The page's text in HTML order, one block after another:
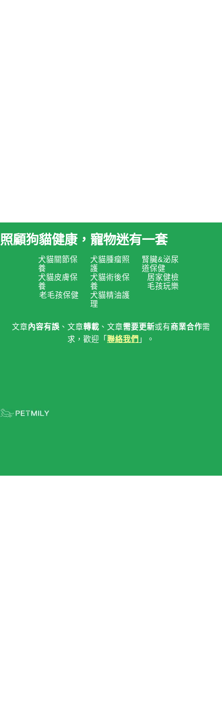
照顧狗貓健康，寵物迷有一套
犬貓關節保
養
犬貓皮膚保
養
老毛孩保健
犬貓腫瘤照
護
犬貓術後保
養
犬貓精油護
理
腎臟&泌尿
道保健
居家健檢
毛孩玩樂
文章內容有誤 、文章轉載 、文章需要更新或有商業合作需
求，歡迎「 聯絡我們 」。